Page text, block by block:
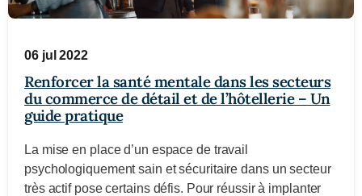
06 jul 2022
Renforcer la santé mentale dans les secteurs
du commerce de détail et de l’hôtellerie – Un
guide pratique
La mise en place d’un espace de travail
psychologiquement sain et sécuritaire dans un secteur
très actif pose certains défis. Pour réussir à implanter